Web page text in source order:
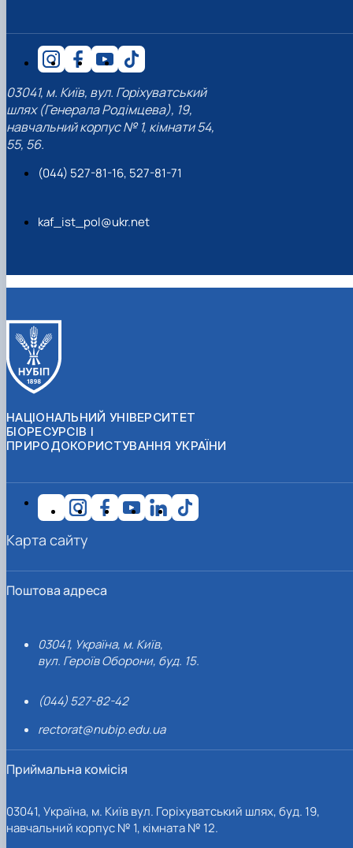
03041, м. Київ, вул. Горіхуватський
шлях (Генерала Родімцева), 19,
навчальний корпус № 1, кімнати 54,
55, 56.
(044) 527-81-16, 527-81-71
kaf_ist_pol@ukr.net
НАЦІОНАЛЬНИЙ УНІВЕРСИТЕТ
БІОРЕСУРСІВ І
ПРИРОДОКОРИСТУВАННЯ УКРАЇНИ
Поштова адреса
03041, Україна, м. Київ,
вул. Героїв Оборони, буд. 15.
(044) 527-82-42
rectorat@nubip.edu.ua
Приймальна комісія
03041, Україна, м. Київ вул. Горіхуватський шлях, буд. 19,
навчальний корпус № 1, кімната № 12.
Карта сайту